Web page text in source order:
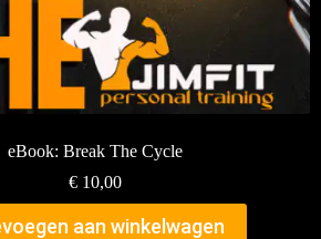
eBook: Break The Cycle
€ 10,00
aan winkelwagen